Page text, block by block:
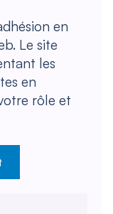
en
Le site
les
en
rôle et